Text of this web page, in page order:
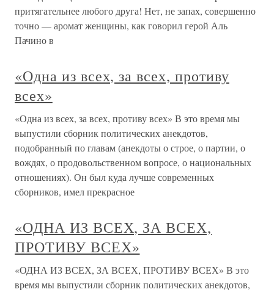
притягательнее любого друга! Нет, не запах, совершенно
точно — аромат женщины, как говорил герой Аль
Пачино в
«Одна из всех, за всех, противу
всех»
«Одна из всех, за всех, противу всех» В это время мы
выпустили сборник политических анекдотов,
подобранный по главам (анекдоты о строе, о партии, о
вождях, о продовольственном вопросе, о национальных
отношениях). Он был куда лучше современных
сборников, имел прекрасное
«ОДНА ИЗ ВСЕХ, ЗА ВСЕХ,
ПРОТИВУ ВСЕХ»
«ОДНА ИЗ ВСЕХ, ЗА ВСЕХ, ПРОТИВУ ВСЕХ» В это
время мы выпустили сборник политических анекдотов,